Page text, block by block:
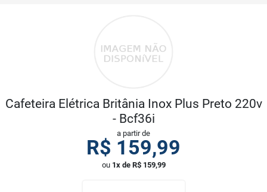
Cafeteira Elétrica Britânia Inox Plus Preto 220v
- Bcf36i
a partir de
R$ 159,99
ou 1x de R$ 159,99